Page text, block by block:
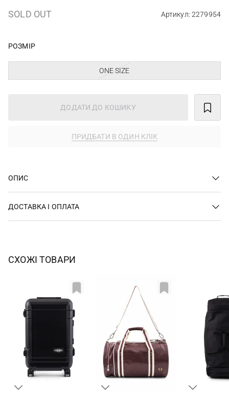
SOLD OUT Артикул: 2279954
РОЗМІР
ONE SIZE
ДОДАТИ ДО КОШИКУ
ПРИДБАТИ В ОДИН КЛІК
ОПИС
ДОСТАВКА І ОПЛАТА
СХОЖІ ТОВАРИ